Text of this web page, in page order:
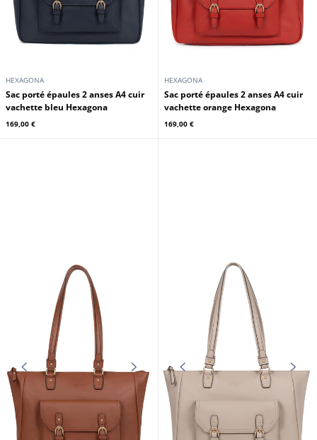
vachette bleu Hexagona
vachette orange Hexagona